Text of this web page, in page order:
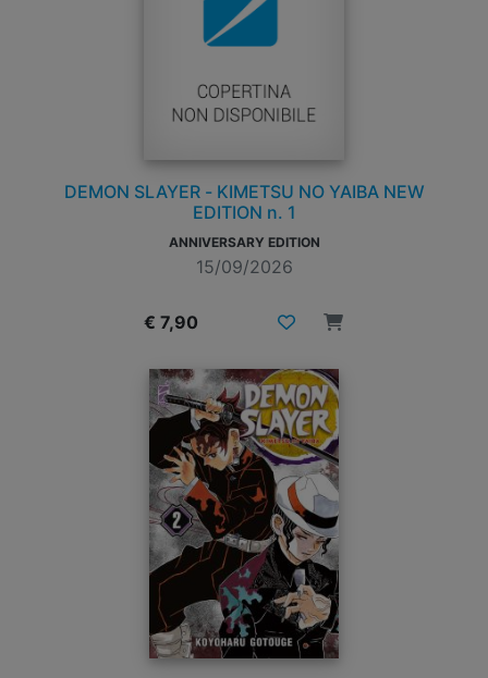
DEMON SLAYER - KIMETSU NO YAIBA NEW
EDITION n. 1
ANNIVERSARY EDITION
15/09/2026
€ 7,90